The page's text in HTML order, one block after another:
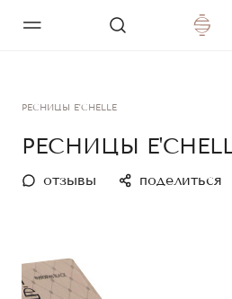
РЕСНИЦЫ E'CHELLE
РЕСНИЦЫ
отзывы поделиться